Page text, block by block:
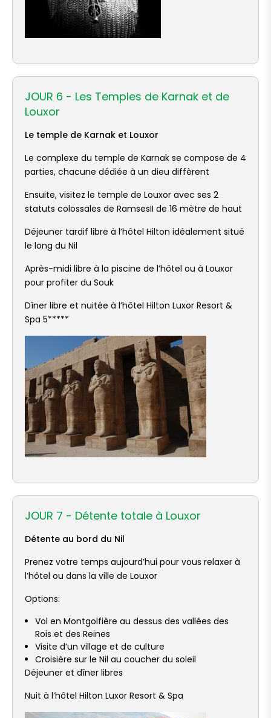
JOUR 6 - Les Temples de Karnak et de
Louxor
Le temple de Karnak et Louxor
Le complexe du temple de Karnak se compose de 4
parties, chacune dédiée à un dieu diffèrent
Ensuite, visitez le temple de Louxor avec ses 2
statuts colossales de RamsesII de 16 mètre de haut
Déjeuner tardif libre à l’hôtel Hilton idéalement situé
le long du Nil
Après-midi libre à la piscine de l’hôtel ou à Louxor
pour profiter du Souk
Dîner libre et nuitée à l’hôtel Hilton Luxor Resort &
Spa 5*****
JOUR 7 - Détente totale à Louxor
Détente au bord du Nil
Prenez votre temps aujourd’hui pour vous relaxer à
l’hôtel ou dans la ville de Louxor
Options:
Vol en Montgolfière au dessus des vallées des
Rois et des Reines
Visite d’un village et de culture
Croisière sur le Nil au coucher du soleil
Déjeuner et dîner libres
Nuit à l’hôtel Hilton Luxor Resort & Spa